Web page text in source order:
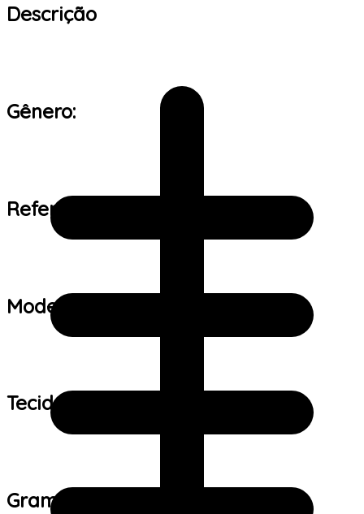
Descrição
Gênero:
Referência de tamanho:
Modelo:
Tecido:
Gramatura do tecido: